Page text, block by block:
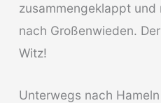
zusammengeklappt und
nach Großenwieden.
Witz!
Unterwegs nach Hameln